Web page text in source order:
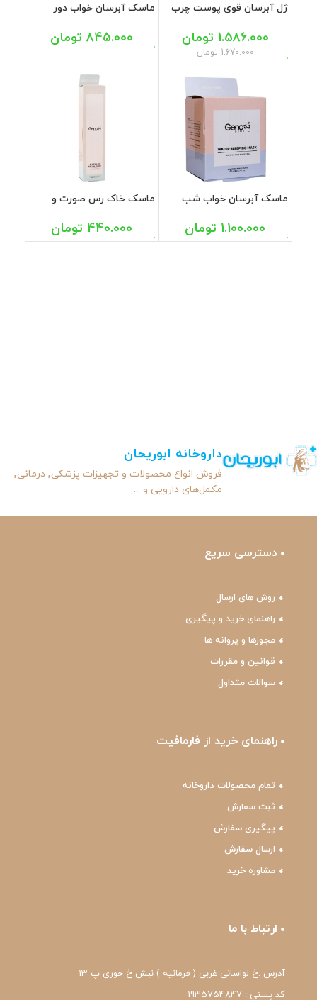
ژل آبرسان قوی پوست چرب
1.670.000 تومان
1.586.000 تومان
ماسک آبرسان خواب دور
845.000 تومان
ماسک آبرسان خواب شب
1.100.000 تومان
ماسک خاک رس صورت و
440.000 تومان
داروخانه ابوریحان
فروش انواع محصولات و تجهیزات پزشکی٬ درمانی٬
مکمل‌های دارویی و ...
دسترسی سریع
روش های ارسال
راهنمای خرید و پیگیری
مجوزها و پروانه ها
قوانین و مقررات
سوالات متداول
راهنمای خرید از فارمافیت
تمام محصولات داروخانه
ثبت سفارش
پیگیری سفارش
ارسال سفارش
مشاوره خرید
ارتباط با ما
آدرس :خ لواسانی غربی ( فرمانیه ) نبش خ حوری پ 13
کد پستی : 1935754847